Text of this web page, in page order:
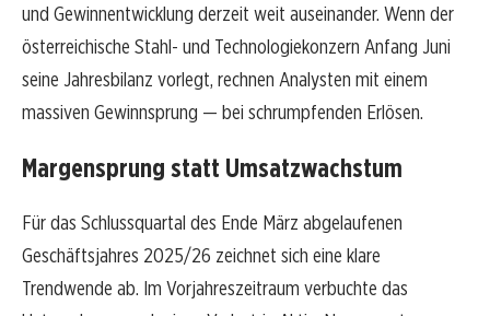
und Gewinnentwicklung derzeit weit auseinander. Wenn der
österreichische Stahl- und Technologiekonzern Anfang Juni
seine Jahresbilanz vorlegt, rechnen Analysten mit einem
massiven Gewinnsprung — bei schrumpfenden Erlösen.
Margensprung statt Umsatzwachstum
Für das Schlussquartal des Ende März abgelaufenen
Geschäftsjahres 2025/26 zeichnet sich eine klare
Trendwende ab. Im Vorjahreszeitraum verbuchte das